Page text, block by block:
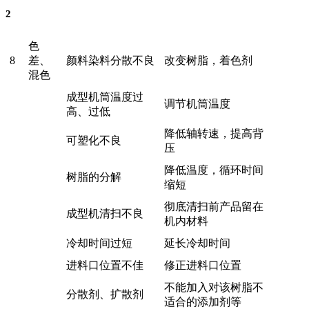
2
8
色
差、
混色
颜料染料分散不良 改变树脂，着色剂
成型机筒温度过
高、过低
调节机筒温度
可塑化不良
降低轴转速，提高背
压
树脂的分解
降低温度，循环时间
缩短
成型机清扫不良
彻底清扫前产品留在
机内材料
冷却时间过短
延长冷却时间
进料口位置不佳
修正进料口位置
分散剂、扩散剂
不能加入对该树脂不
适合的添加剂等